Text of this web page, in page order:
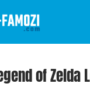
of Zelda